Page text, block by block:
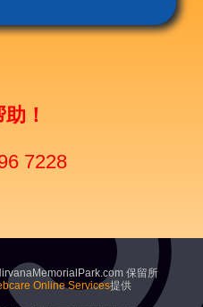
！
7228
保留所
Online Services提供